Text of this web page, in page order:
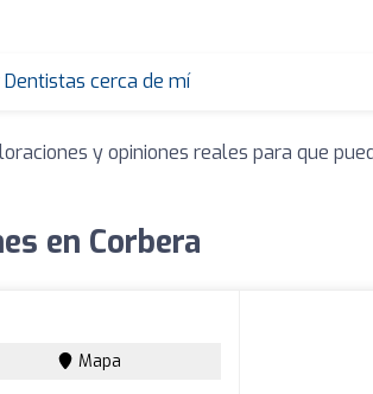
cerca de mí
y opiniones reales para que
en Corbera
Mapa